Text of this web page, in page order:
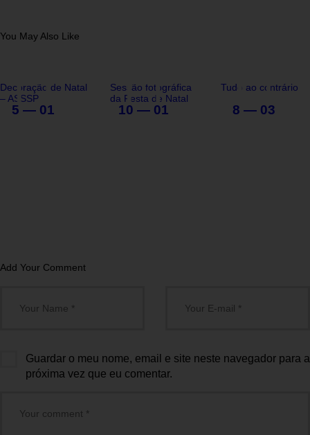
You May Also Like
5 — 01
Decoração de Natal
– ASSSP
10 — 01
Sessão fotográfica
da Festa de Natal
8 — 03
Tudo ao contrário
Add Your Comment
Guardar o meu nome, email e site neste navegador para a
próxima vez que eu comentar.